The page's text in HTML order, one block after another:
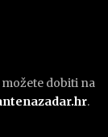
dobiti na
.